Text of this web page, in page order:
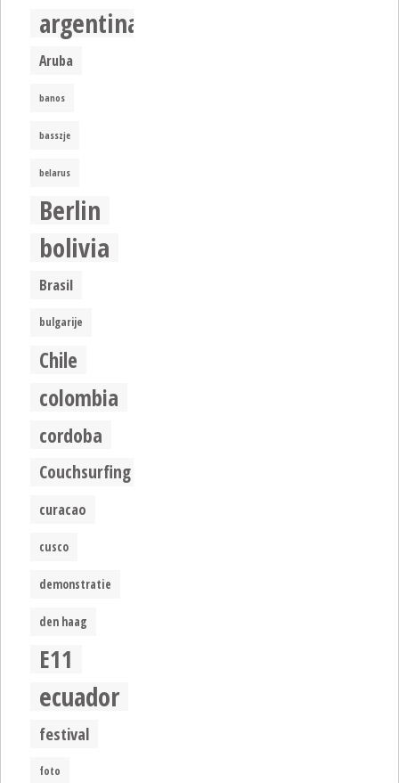
argentina
Aruba
banos
basszje
belarus
Berlin
bolivia
Brasil
bulgarije
Chile
colombia
cordoba
Couchsurfing
curacao
cusco
demonstratie
den haag
E11
ecuador
festival
foto